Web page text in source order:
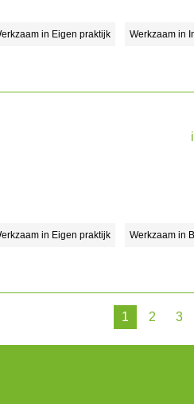
in Eigen praktijk Werkzaam in
in Eigen praktijk Werkzaam in
1 2 3